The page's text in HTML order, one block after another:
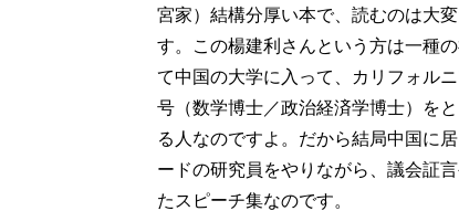
宮家）結構分厚い本で、読むのは大
す。この楊建利さんという方は一種
て中国の大学に入って、カリフォル
号（数学博士／政治経済学博士）を
る人なのですよ。だから結局中国に
ードの研究員をやりながら、議会証
たスピーチ集なのです。